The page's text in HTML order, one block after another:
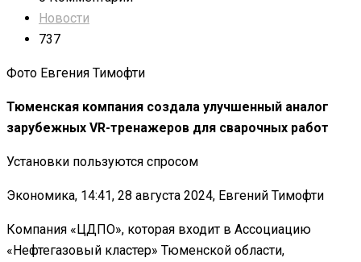
Новости
737
Фото Евгения Тимофти
Тюменская компания создала улучшенный аналог
зарубежных VR-тренажеров для сварочных работ
Установки пользуются спросом
Экономика, 14:41, 28 августа 2024, Евгений Тимофти
Компания «ЦДПО», которая входит в Ассоциацию
«Нефтегазовый кластер» Тюменской области,